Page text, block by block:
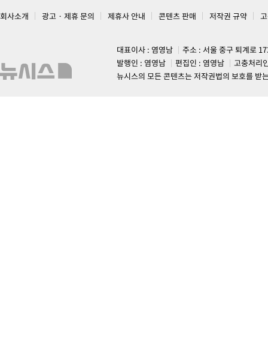
회사소개 광고 · 제휴 문의 제휴사 안내 콘텐츠 판매 저작권 규약
대표이사 : 염영남
주소 : 서울 중구 퇴계로
발행인 : 염영남
편집인 : 염영남
고충처리
뉴시스의 모든 콘텐츠는 저작권법의 보호를